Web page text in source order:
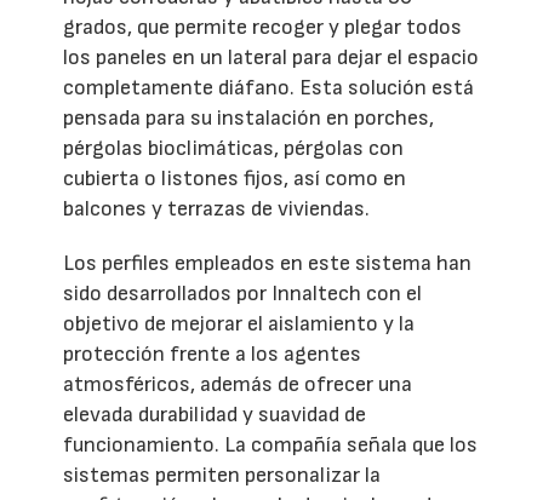
grados, que permite recoger y plegar todos
los paneles en un lateral para dejar el espacio
completamente diáfano. Esta solución está
pensada para su instalación en porches,
pérgolas bioclimáticas, pérgolas con
cubierta o listones fijos, así como en
balcones y terrazas de viviendas.
Los perfiles empleados en este sistema han
sido desarrollados por Innaltech con el
objetivo de mejorar el aislamiento y la
protección frente a los agentes
atmosféricos, además de ofrecer una
elevada durabilidad y suavidad de
funcionamiento. La compañía señala que los
sistemas permiten personalizar la